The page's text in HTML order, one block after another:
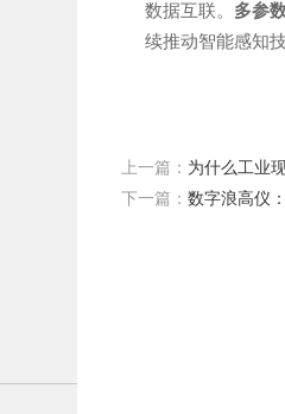
数据互联。 多参
续推动智能感知
上一篇： 为什么工业
下一篇： 数字浪高仪